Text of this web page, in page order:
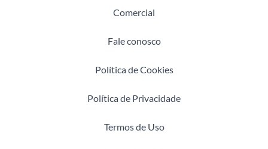
Comercial
Fale conosco
Política de Cookies
Política de Privacidade
Termos de Uso